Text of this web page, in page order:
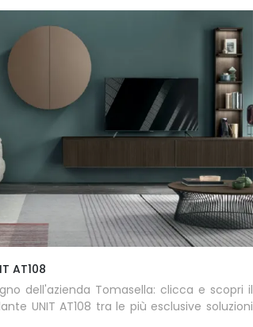
AT108
dell'azienda Tomasella: clicca e scopri il
UNIT AT108 tra le più esclusive soluzioni